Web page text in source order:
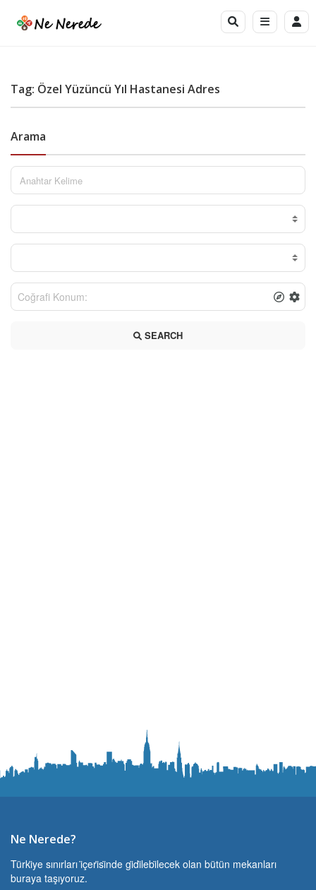
Tag: Özel Yüzüncü Yıl Hastanesi Adres
Arama
SEARCH
Ne Nerede?
Türki̇ye sınırları i̇çeri̇si̇nde gi̇di̇lebi̇lecek olan bütün mekanları
buraya taşıyoruz.